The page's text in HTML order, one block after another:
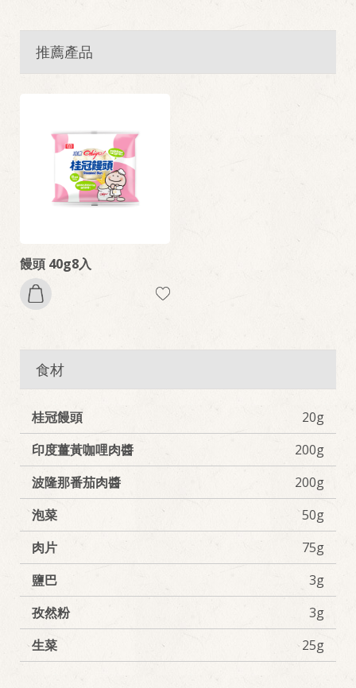
推薦產品
饅頭 40g8入
食材
桂冠饅頭
20g
印度薑黃咖哩肉醬
200g
波隆那番茄肉醬
200g
泡菜
50g
肉片
75g
鹽巴
3g
孜然粉
3g
生菜
25g